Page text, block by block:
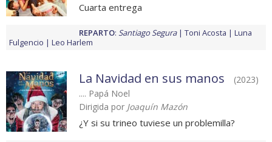
Cuarta entrega
REPARTO: Santiago Segura Toni Acosta
Luna
Fulgencio
Leo Harlem
La Navidad en sus manos
(2023)
.... Papá Noel
Dirigida por Joaquín Mazón
¿Y si su trineo tuviese un problemilla?